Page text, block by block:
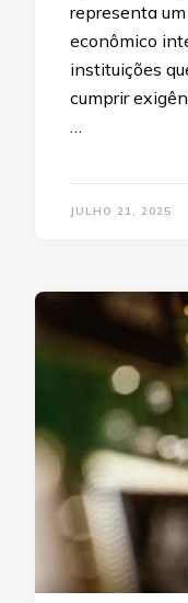
representa
econômico
instituições
cumprir
…
JULHO 21, 2025